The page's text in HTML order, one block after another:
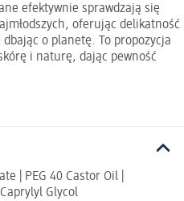
efektywnie sprawdzają się
oferując delikatność
o planetę. To propozycja
i naturę, dając pewność
| PEG 40 Castor Oil |
Glycol